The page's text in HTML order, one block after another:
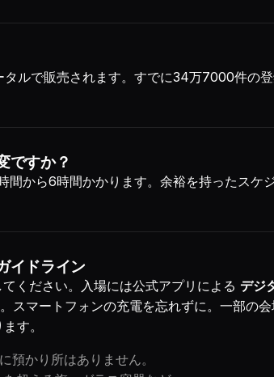
ルで販売されます。すでに34万7000件の登
ですか？
から6時間かかります。余裕を持ったスケ
イドライン
ください。入場には公式アプリによる デジ
スマートフォンの充電を忘れずに。一部の
す。
預かり所はありません。